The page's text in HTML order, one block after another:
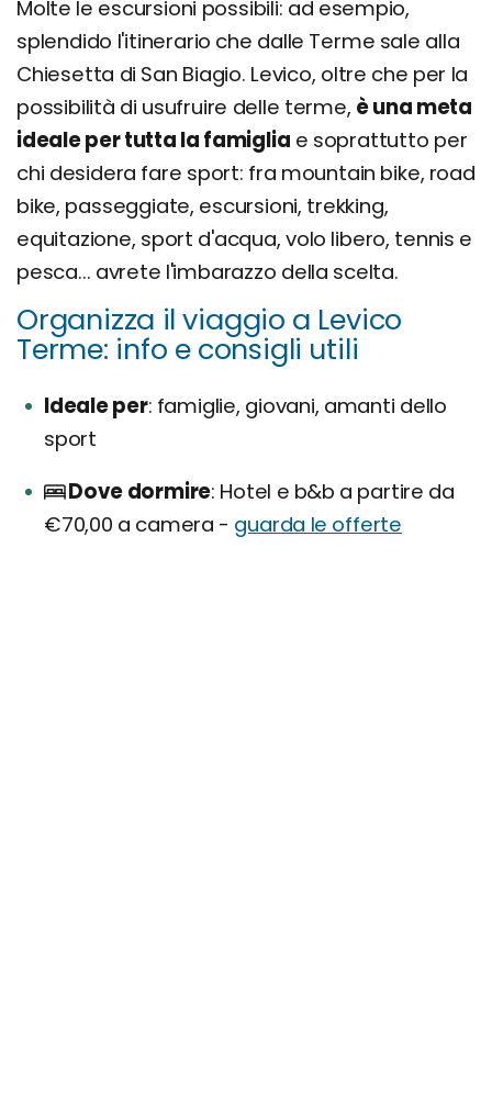
Molte le escursioni possibili: ad esempio,
splendido l'itinerario che dalle Terme sale alla
Chiesetta di San Biagio. Levico, oltre che per la
possibilità di usufruire delle terme, è una meta
ideale per tutta la famiglia e soprattutto per
chi desidera fare sport: fra mountain bike, road
bike, passeggiate, escursioni, trekking,
equitazione, sport d'acqua, volo libero, tennis e
pesca... avrete l'imbarazzo della scelta.
Organizza il viaggio a Levico
Terme: info e consigli utili
Ideale per famiglie, giovani, amanti dello
sport
Dove dormire Hotel e b&b a partire da
€70,00 a camera - guarda le offerte